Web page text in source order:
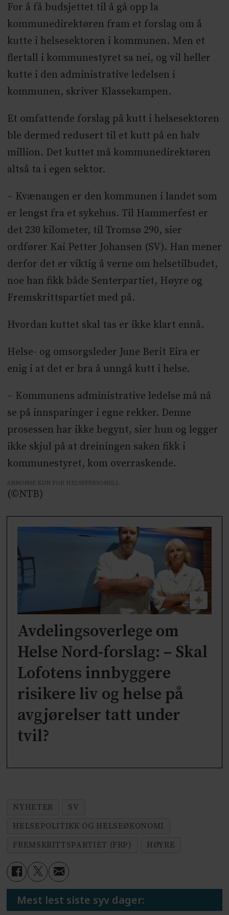
For å få budsjettet til å gå opp la
kommunedirektøren fram et forslag om å
kutte i helsesektoren i kommunen. Men et
flertall i kommunestyret sa nei, og vil heller
kutte i den administrative ledelsen i
kommunen, skriver Klassekampen.
Et omfattende forslag på kutt i helsesektoren
ble dermed redusert til et kutt på en halv
million. Det kuttet må kommunedirektøren
altså ta i egen sektor.
– Kvænangen er den kommunen i landet som
er lengst fra et sykehus. Til Hammerfest er
det 230 kilometer, til Tromsø 290, sier
ordfører Kai Petter Johansen (SV). Han mener
derfor det er viktig å verne om helsetilbudet,
noe han fikk både Senterpartiet, Høyre og
Fremskrittspartiet med på.
Hvordan kuttet skal tas er ikke klart ennå.
Helse- og omsorgsleder June Berit Eira er
enig i at det er bra å unngå kutt i helse.
– Kommunens administrative ledelse må nå
se på innsparinger i egne rekker. Denne
prosessen har ikke begynt, sier hun og legger
ikke skjul på at dreiningen saken fikk i
kommunestyret, kom overraskende.
ANNONSE KUN FOR HELSEPERSONELL
(©NTB)
Avdelingsoverlege om
Helse Nord-forslag: – Skal
Lofotens innbyggere
risikere liv og helse på
avgjørelser tatt under
tvil?
NYHETER
SV
HELSEPOLITIKK OG HELSEØKONOMI
FREMSKRITTSPARTIET (FRP)
HØYRE
Mest lest siste syv dager: